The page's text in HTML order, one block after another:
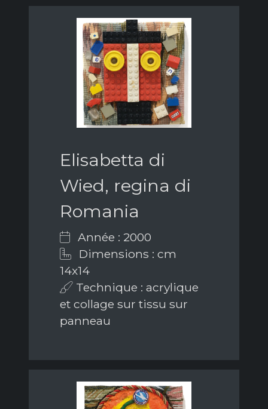
Elisabetta di
Wied, regina di
Romania
Année : 2000
Dimensions : cm
14x14
Technique : acrylique
et collage sur tissu sur
panneau